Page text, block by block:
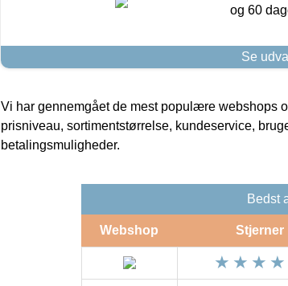
og 60
Se
Vi har gennemgået de mest populære webshops
prisniveau, sortimentstørrelse, kundeservice,
betalingsmuligheder.
Bedst
Webshop Stjerner